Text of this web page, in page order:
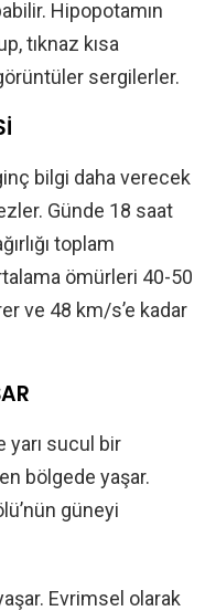
Hipopotamın
tıknaz kısa
sergilerler.
bilgi daha verecek
Günde 18 saat
toplam
ömürleri 40-50
ve 48 km/s’e kadar
yarı sucul bir
bölgede yaşar.
güneyi
Evrimsel olarak